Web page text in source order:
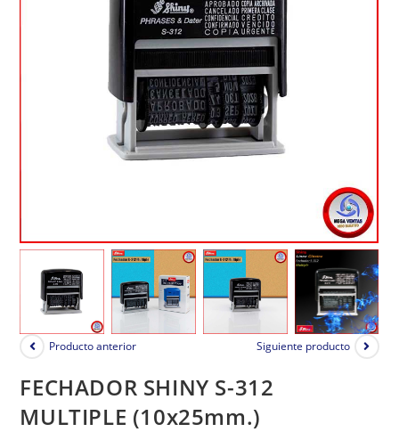
Producto anterior Siguiente producto
FECHADOR SHINY S-312
MULTIPLE (10x25mm.)